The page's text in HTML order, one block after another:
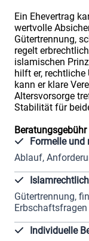
Ein Ehevertrag
wertvolle
Gütertrennung,
regelt
islamischen
hilft er, rechtliche
kann er klare
Altersvorsorge
Stabilität für
Beratungsgebühr
Formelle und
Ablauf,
Gütertrennung,
Erbschaftsfragen
Individuelle